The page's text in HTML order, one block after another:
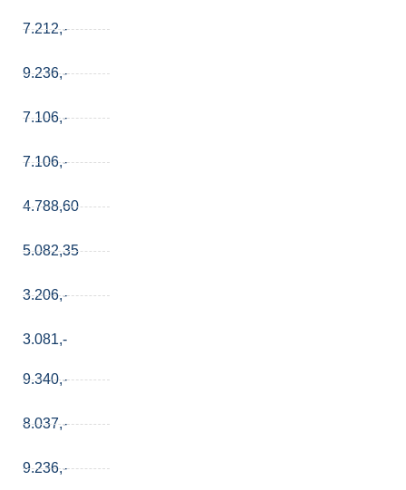
7.212,-
9.236,-
7.106,-
7.106,-
4.788,60
5.082,35
3.206,-
3.081,-
9.340,-
8.037,-
9.236,-